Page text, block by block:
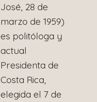
José, 28 de
marzo de 1959)
es politóloga y
actual
Presidenta de
Costa Rica,
elegida el 7 de